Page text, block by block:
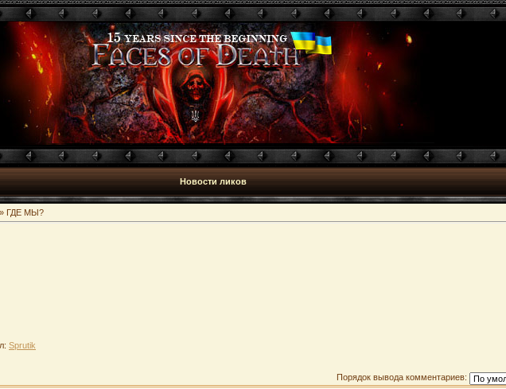
Новости ликов
» ГДЕ МЫ?
Sprutik
Порядок вывода комментариев: